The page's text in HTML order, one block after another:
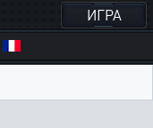
ИГРА